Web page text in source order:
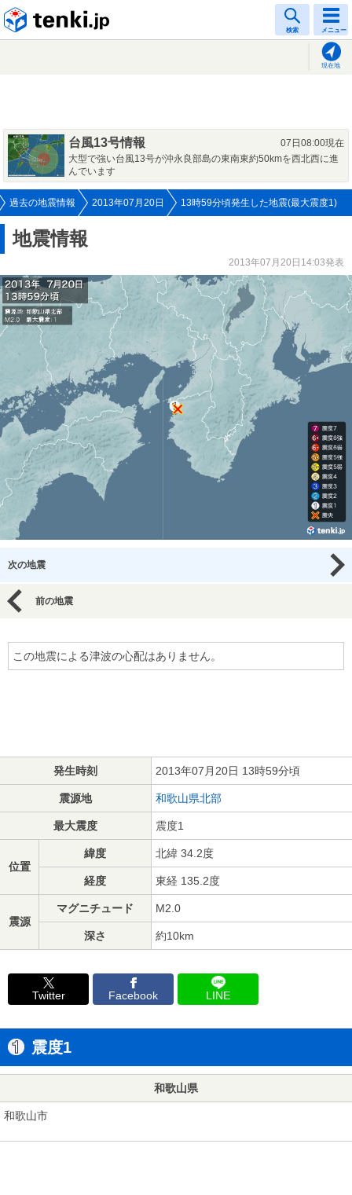
検索 メニュー
現在地
台風13号情報
07日08:00現在
大型で強い台風13号が沖永良部島の東南東約50kmを西北西に進
んでいます
過去の地震情報 2013年07月20日 13時59分頃発生した地震(最大震度1)
地震情報
2013年07月20日14:03発表
次の地震
前の地震
この地震による津波の心配はありません。
発生時刻 2013年07月20日 13時59分頃
震源地 和歌山県北部
最大震度 震度1
位置
緯度 北緯 34.2度
経度 東経 135.2度
震源
マグニチュード M2.0
深さ 約10km
Twitter Facebook LINE
震度1
和歌山県
和歌山市